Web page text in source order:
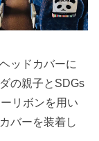
ッドカバーに
の親子とSDGs
リボンを用い
バーを装着し